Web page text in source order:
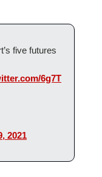
five futures
6g7T
2021